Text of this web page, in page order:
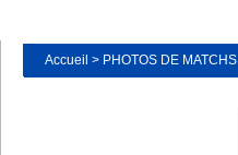
Accueil > PHOTOS DE MATCHS